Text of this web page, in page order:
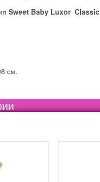
Sweet Baby Luxor Classic
см.